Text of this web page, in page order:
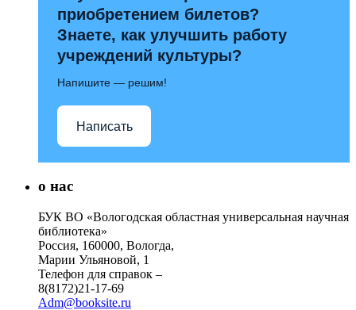
приобретением билетов?
Знаете, как улучшить работу
учреждений культуры?
Напишите — решим!
Написать
о нас
БУК ВО «Вологодская областная универсальная научная
библиотека»
Россия, 160000, Вологда,
Марии Ульяновой, 1
Телефон для справок –
8(8172)21-17-69
Adm@booksite.ru